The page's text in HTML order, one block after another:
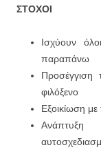
ΣΤΟΧΟΙ
Ισχύουν
παραπάνω
φιλόξενο
Εξοικίωση
Ανάπτυξη